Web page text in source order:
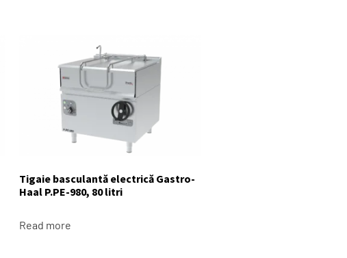
Tigaie basculantă electrică Gastro-
Haal P.PE-980, 80 litri
Read more